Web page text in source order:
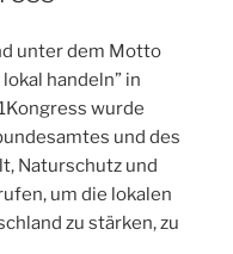
unter dem Motto
handeln” in
wurde
und des
Naturschutz und
um die lokalen
zu stärken, zu